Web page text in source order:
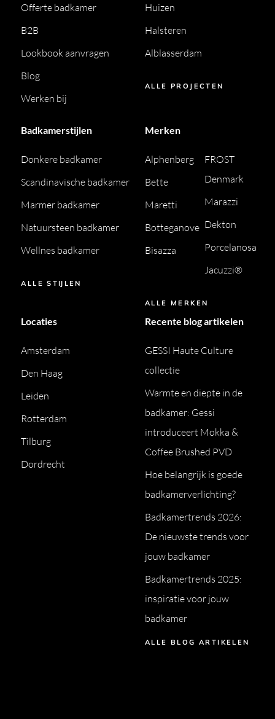
Offerte badkamer
B2B
Lookbook aanvragen
Blog
Werken bij
Huizen
Halsteren
Alblasserdam
ALLE PROJECTEN
Badkamerstijlen
Donkere badkamer
Scandinavische badkamer
Marmer badkamer
Natuursteen badkamer
Wellnes badkamer
ALLE STIJLEN
Merken
Alphenberg
Bette
Maretti
Botteganove
Bisazza
FROST
Denmark
Marazzi
Dekton
Porcelanosa
Jacuzzi®
ALLE MERKEN
Locaties
Amsterdam
Den Haag
Leiden
Rotterdam
Tilburg
Dordrecht
Recente blog artikelen
GESSI Haute Culture
collectie
Warmte en diepte in de
badkamer: Gessi
introduceert Mokka &
Coffee Brushed PVD
Hoe belangrijk is goede
badkamerverlichting?
Badkamertrends 2026:
De nieuwste trends voor
jouw badkamer
Badkamertrends 2025:
inspiratie voor jouw
badkamer
ALLE BLOG ARTIKELEN